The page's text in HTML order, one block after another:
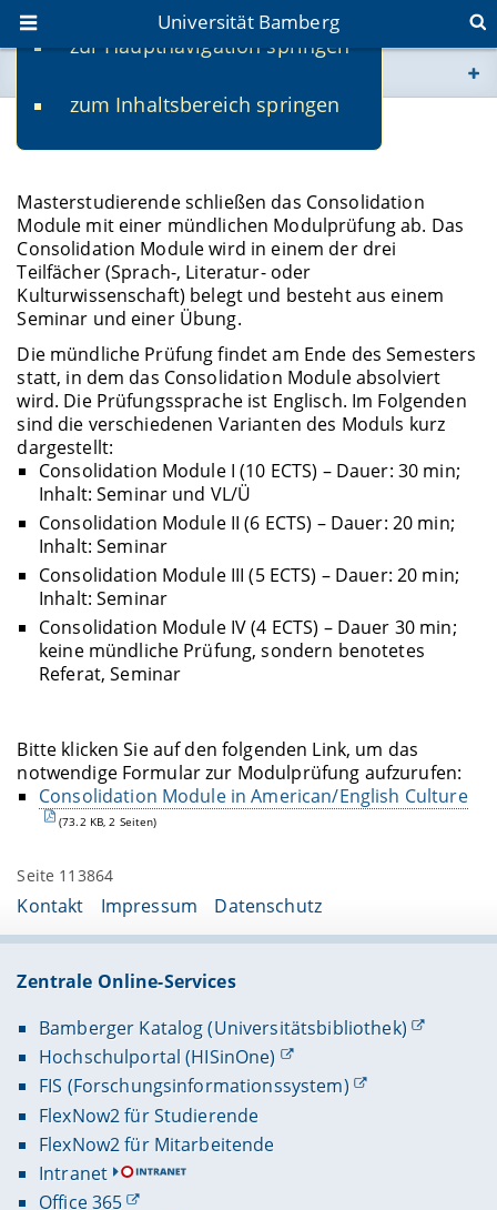
zur Hauptnavigation springen
zum Inhaltsbereich springen
Universität Bamberg
www.uni-bamberg.de
fis.uni-bamberg.de
Consolidation Module
Masterstudierende schließen das Consolidation
Module mit einer mündlichen Modulprüfung ab. Das
Consolidation Module wird in einem der drei
Teilfächer (Sprach-, Literatur- oder
Kulturwissenschaft) belegt und besteht aus einem
Seminar und einer Übung.
Die mündliche Prüfung findet am Ende des Semesters
statt, in dem das Consolidation Module absolviert
wird. Die Prüfungssprache ist Englisch. Im Folgenden
sind die verschiedenen Varianten des Moduls kurz
dargestellt:
Consolidation Module I (10 ECTS) – Dauer: 30 min;
Inhalt: Seminar und VL/Ü
Consolidation Module II (6 ECTS) – Dauer: 20 min;
Inhalt: Seminar
Consolidation Module III (5 ECTS) – Dauer: 20 min;
Inhalt: Seminar
Consolidation Module IV (4 ECTS) – Dauer 30 min;
keine mündliche Prüfung, sondern benotetes
Referat, Seminar
Bitte klicken Sie auf den folgenden Link, um das
notwendige Formular zur Modulprüfung aufzurufen:
Consolidation Module in American/English Culture
(73.2 KB, 2 Seiten)
Seite 113864
Kontakt Impressum Datenschutz
Zentrale Online-Services
Bamberger Katalog (Universitätsbibliothek)
Hochschulportal (HISinOne)
FIS (Forschungsinformationssystem)
FlexNow2 für Studierende
FlexNow2 für Mitarbeitende
Intranet
Office 365